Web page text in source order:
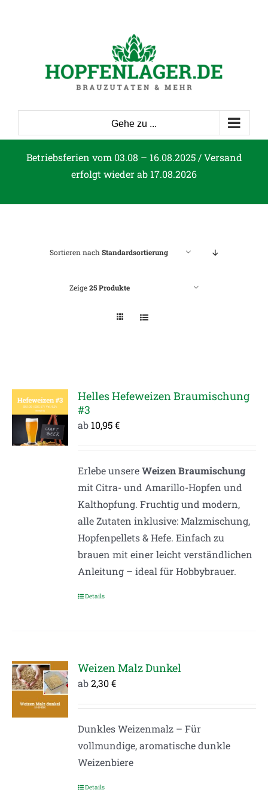
Gehe zu ...
Betriebsferien vom 03.08 – 16.08.2025 / Versand
erfolgt wieder ab 17.08.2026
Sortieren nach Standardsortierung
Zeige25 Produkte
Helles Hefeweizen Braumischung
#3
ab 10,95€
Erlebe unsereWeizen Braumischung
mit Citra- und Amarillo-Hopfen und
Kalthopfung. Fruchtig und modern,
alle Zutaten inklusive: Malzmischung,
Hopfenpellets & Hefe. Einfach zu
brauen mit einer leicht verständlichen
Anleitung – ideal für Hobbybrauer.
Dieses
Varianten
auf.
können
auf
der
Produktseite
Details
Weizen Malz Dunkel
ab2,30€
Dunkles Weizenmalz – Für
vollmundige, aromatische dunkle
Weizenbiere
Dieses
Details